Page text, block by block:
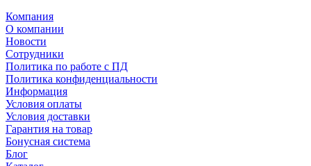
Компания
О компании
Новости
Сотрудники
Политика по работе с ПД
Политика конфиденциальности
Информация
Условия оплаты
Условия доставки
Гарантия на товар
Бонусная система
Блог